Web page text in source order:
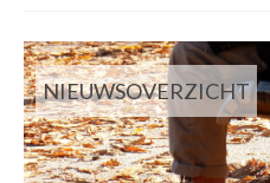
NIEUWSOVERZICHT